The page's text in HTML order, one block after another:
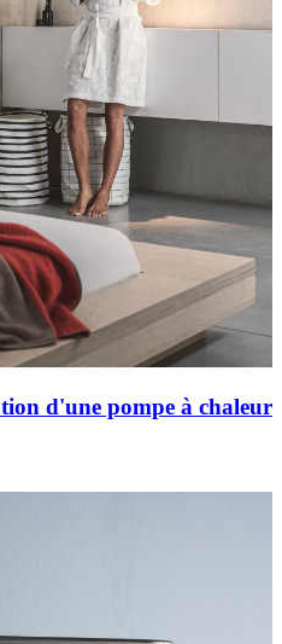
d'une pompe à chaleur